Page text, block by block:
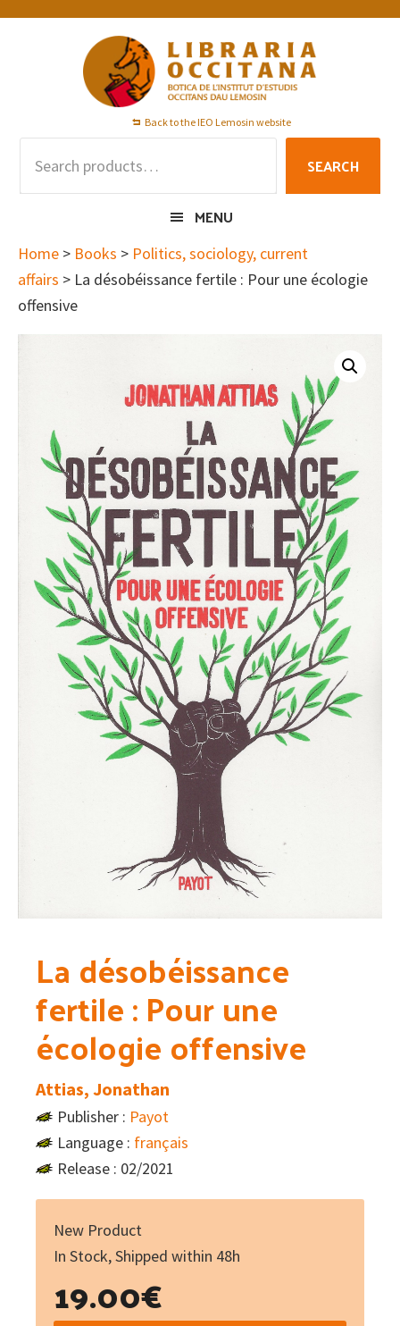
Skip
Skip
Skip
Back to the IEO Lemosin website
SEARCH
MENU
Home > Books > Politics, sociology, current
affairs > La désobéissance fertile : Pour une écologie
offensive
La désobéissance
fertile : Pour une
écologie offensive
Attias, Jonathan
Publisher : Payot
Language : français
Release : 02/2021
New Product
In Stock, Shipped within 48h
19.00€